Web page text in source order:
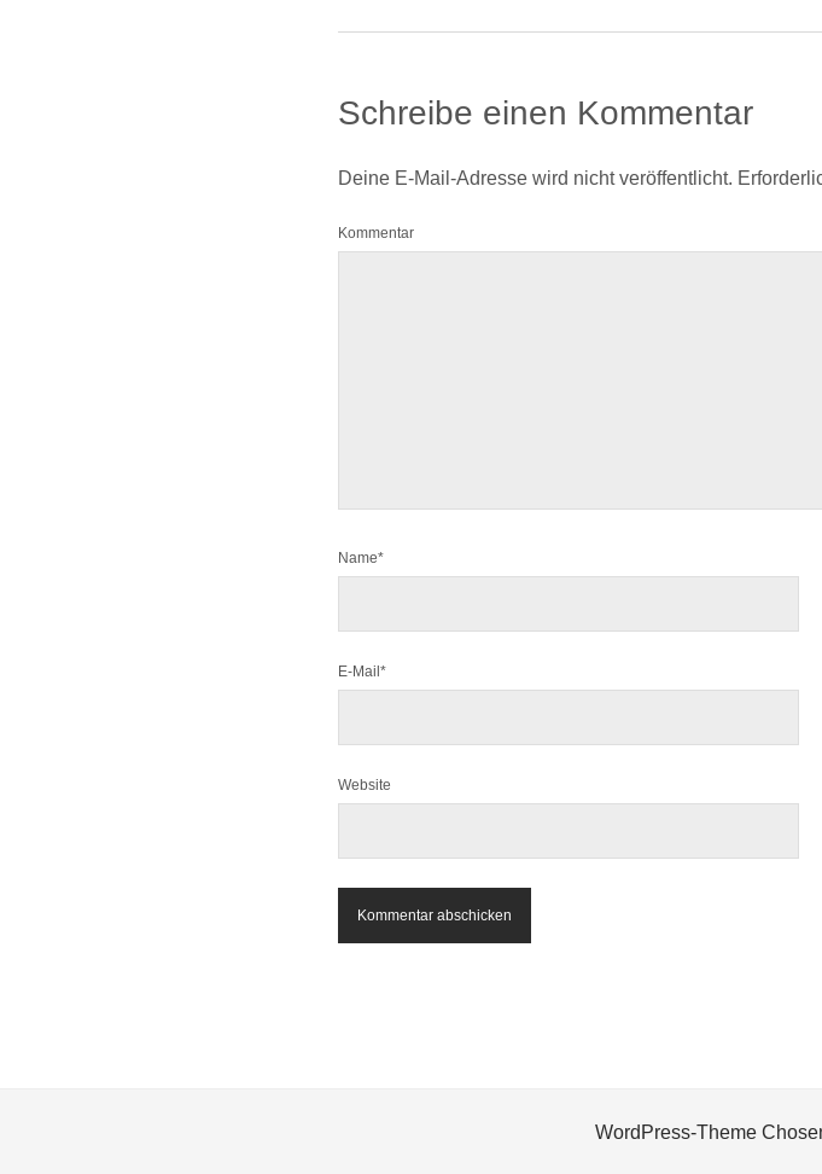
Schreibe einen Kommentar
Deine E-Mail-Adresse wird nicht veröffentlicht.
Kommentar
Name*
E-Mail*
Website
WordPress-Theme